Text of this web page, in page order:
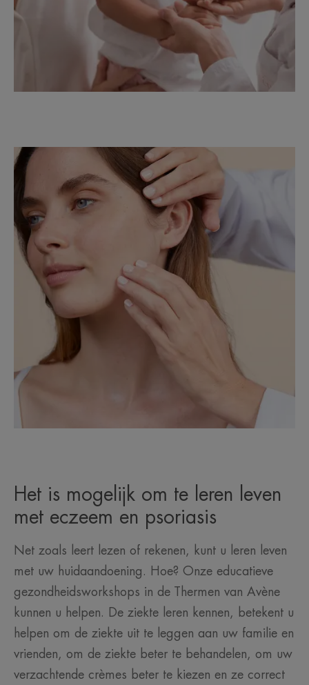
Het is mogelijk om te leren leven
met eczeem en psoriasis
Net zoals leert lezen of rekenen, kunt u leren leven
met uw huidaandoening. Hoe? Onze educatieve
gezondheidsworkshops in de Thermen van Avène
kunnen u helpen. De ziekte leren kennen, betekent u
helpen om de ziekte uit te leggen aan uw familie en
vrienden, om de ziekte beter te behandelen, om uw
verzachtende crèmes beter te kiezen en ze correct